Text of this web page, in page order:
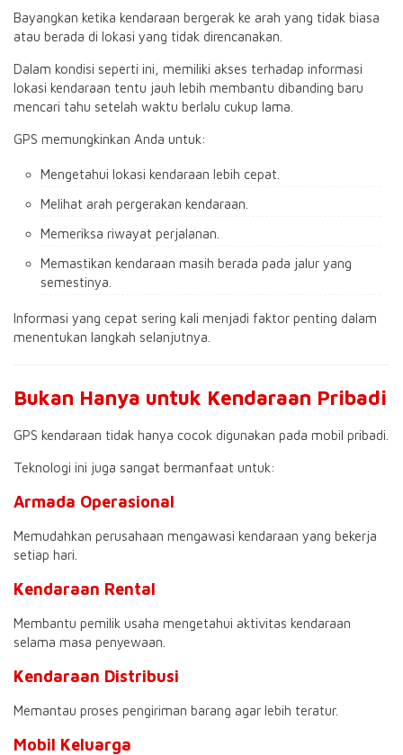
Bayangkan ketika kendaraan bergerak ke arah yang tidak biasa
atau berada di lokasi yang tidak direncanakan.
Dalam kondisi seperti ini, memiliki akses terhadap informasi
lokasi kendaraan tentu jauh lebih membantu dibanding baru
mencari tahu setelah waktu berlalu cukup lama.
GPS memungkinkan Anda untuk:
Mengetahui lokasi kendaraan lebih cepat.
Melihat arah pergerakan kendaraan.
Memeriksa riwayat perjalanan.
Memastikan kendaraan masih berada pada jalur yang
semestinya.
Informasi yang cepat sering kali menjadi faktor penting dalam
menentukan langkah selanjutnya.
Bukan Hanya untuk Kendaraan Pribadi
GPS kendaraan tidak hanya cocok digunakan pada mobil pribadi.
Teknologi ini juga sangat bermanfaat untuk:
Armada Operasional
Memudahkan perusahaan mengawasi kendaraan yang bekerja
setiap hari.
Kendaraan Rental
Membantu pemilik usaha mengetahui aktivitas kendaraan
selama masa penyewaan.
Kendaraan Distribusi
Memantau proses pengiriman barang agar lebih teratur.
Mobil Keluarga